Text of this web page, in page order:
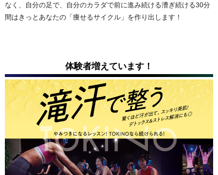
なく、自分の足で、自分のカラダで前に進み続ける漕ぎ続ける30分
間はきっとあなたの「痩せるサイクル」を作り出します！
体験者増えています！